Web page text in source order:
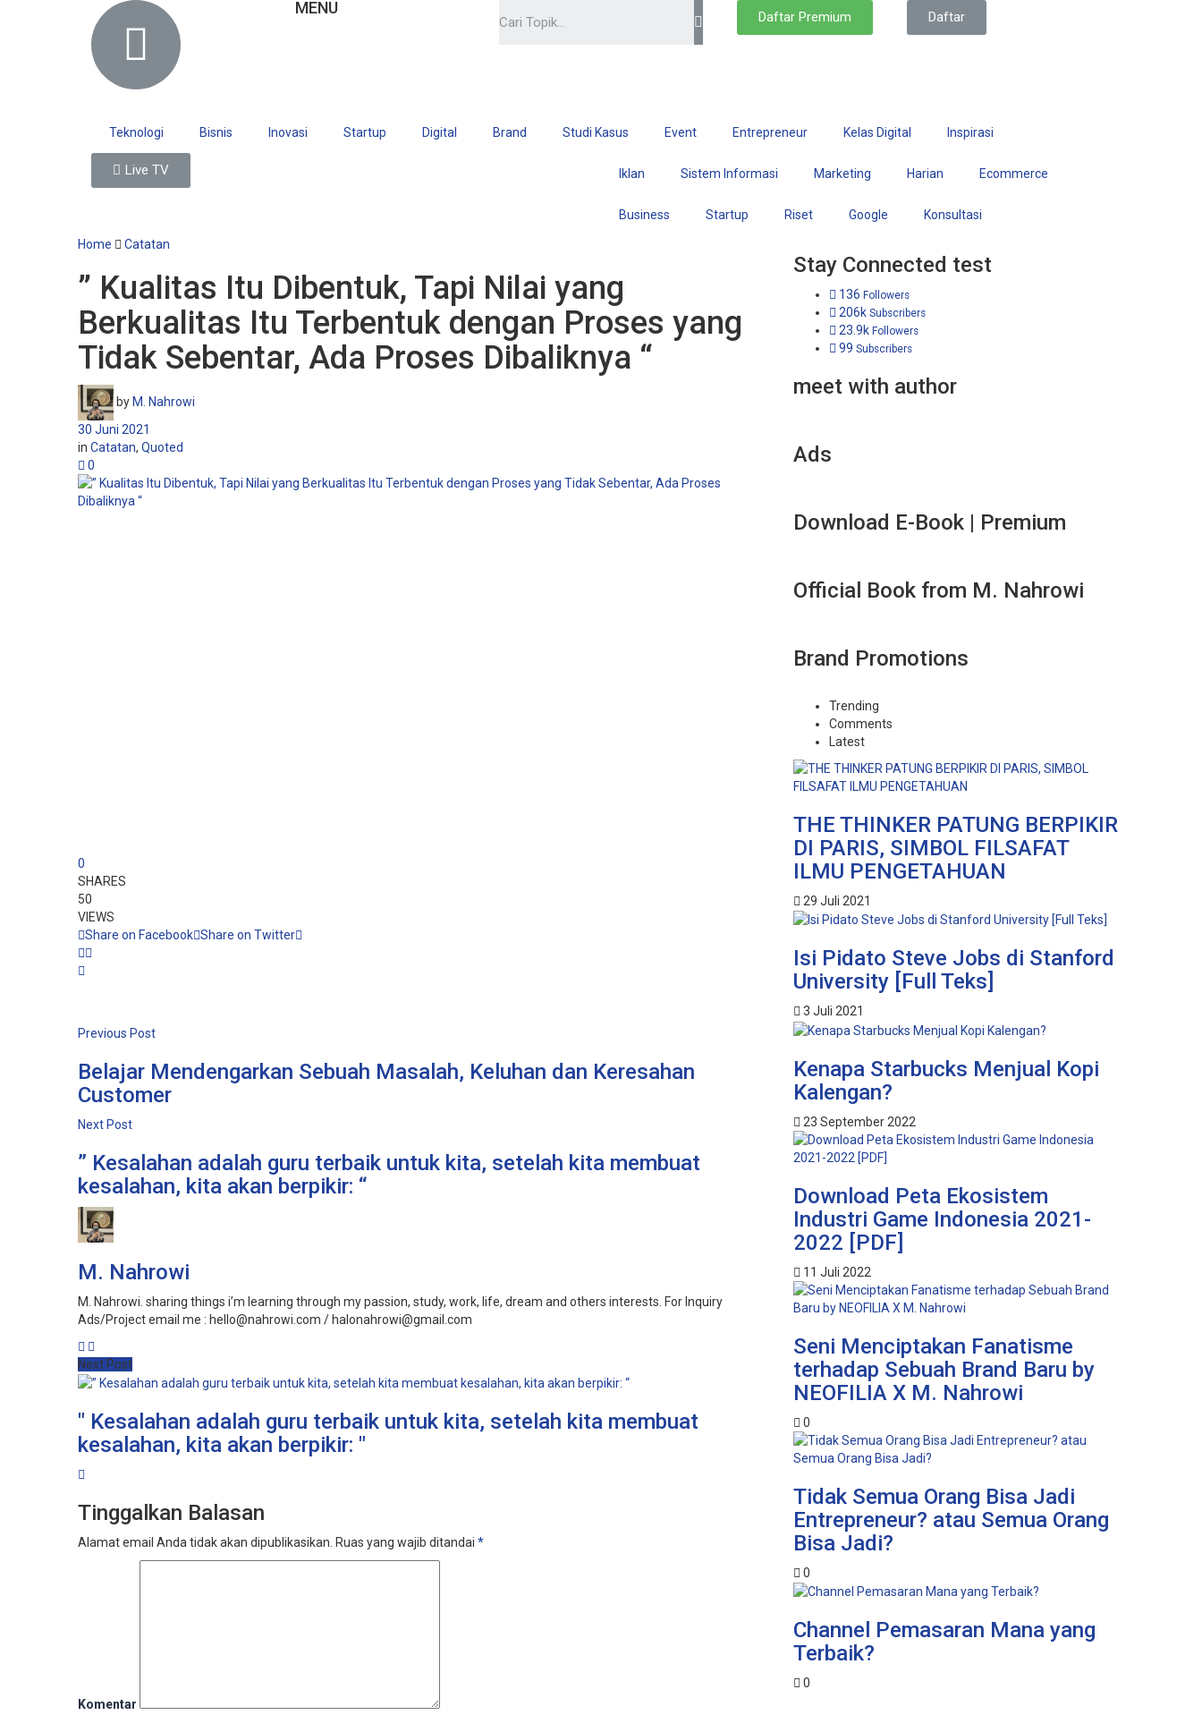
MENU Daftar Premium Daftar
Teknologi Bisnis Inovasi Startup Digital Brand Studi Kasus Event Entrepreneur Kelas Digital Inspirasi
Live TV Iklan Sistem Informasi Marketing Harian Ecommerce
Business Startup Riset Google Konsultasi
Home Catatan
” Kualitas Itu Dibentuk, Tapi Nilai yang
Berkualitas Itu Terbentuk dengan Proses yang
Tidak Sebentar, Ada Proses Dibaliknya “
by M. Nahrowi
30 Juni 2021
in Catatan, Quoted
0
0
SHARES
50
VIEWS
Share on Facebook Share on Twitter
Previous Post
Belajar Mendengarkan Sebuah Masalah, Keluhan dan Keresahan
Customer
Next Post
” Kesalahan adalah guru terbaik untuk kita, setelah kita membuat
kesalahan, kita akan berpikir: “
M. Nahrowi
M. Nahrowi. sharing things i’m learning through my passion, study, work, life, dream and others interests. For Inquiry
Ads/Project email me : hello@nahrowi.com / halonahrowi@gmail.com
Next Post
" Kesalahan adalah guru terbaik untuk kita, setelah kita membuat
kesalahan, kita akan berpikir: "
Tinggalkan Balasan
Alamat email Anda tidak akan dipublikasikan. Ruas yang wajib ditandai *
Komentar
Stay Connected test
136 Followers
206k Subscribers
23.9k Followers
99 Subscribers
meet with author
Ads
Download E-Book | Premium
Official Book from M. Nahrowi
Brand Promotions
Trending
Comments
Latest
THE THINKER PATUNG BERPIKIR
DI PARIS, SIMBOL FILSAFAT
ILMU PENGETAHUAN
29 Juli 2021
Isi Pidato Steve Jobs di Stanford
University [Full Teks]
3 Juli 2021
Kenapa Starbucks Menjual Kopi
Kalengan?
23 September 2022
Download Peta Ekosistem
Industri Game Indonesia 2021-
2022 [PDF]
11 Juli 2022
Seni Menciptakan Fanatisme
terhadap Sebuah Brand Baru by
NEOFILIA X M. Nahrowi
0
Tidak Semua Orang Bisa Jadi
Entrepreneur? atau Semua Orang
Bisa Jadi?
0
Channel Pemasaran Mana yang
Terbaik?
0